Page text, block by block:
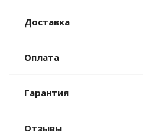
Доставка
Оплата
Гарантия
Отзывы